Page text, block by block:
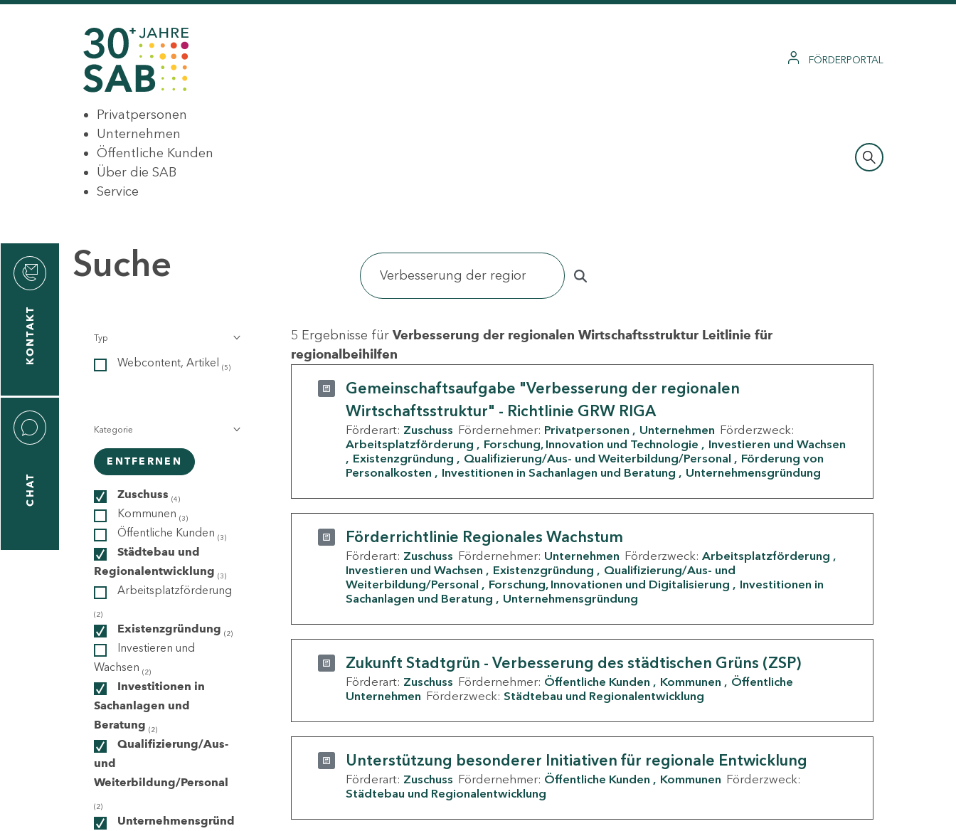
FÖRDERPORTAL
Privatpersonen
Unternehmen
Öffentliche Kunden
Über die SAB
Service
KONTAKT
CHAT
Suche
Typ
Webcontent, Artikel (5)
Kategorie
ENTFERNEN
Zuschuss (4)
Kommunen (3)
Öffentliche Kunden (3)
Städtebau und
Regionalentwicklung (3)
Arbeitsplatzförderung
(2)
Existenzgründung (2)
Investieren und
Wachsen (2)
Investitionen in
Sachanlagen und
Beratung (2)
Qualifizierung/Aus-
und
Weiterbildung/Personal
(2)
Unternehmensgründ
5 Ergebnisse für Verbesserung der regionalen Wirtschaftsstruktur Leitlinie für
regionalbeihilfen
Gemeinschaftsaufgabe "Verbesserung der regionalen
Wirtschaftsstruktur" - Richtlinie GRW RIGA
Förderart: Zuschuss Fördernehmer: Privatpersonen Unternehmen Förderzweck:
Arbeitsplatzförderung
Forschung, Innovation und Technologie
Investieren und Wachsen
Existenzgründung
Qualifizierung/Aus- und Weiterbildung/Personal
Förderung von
Personalkosten
Investitionen in Sachanlagen und Beratung Unternehmensgründung
Förderrichtlinie Regionales Wachstum
Förderart: Zuschuss Fördernehmer: Unternehmen Förderzweck: Arbeitsplatzförderung
Investieren und Wachsen
Existenzgründung
Qualifizierung/Aus- und
Weiterbildung/Personal
Forschung, Innovationen und Digitalisierung
Investitionen in
Sachanlagen und Beratung
Unternehmensgründung
Zukunft Stadtgrün - Verbesserung des städtischen Grüns (ZSP)
Förderart: Zuschuss Fördernehmer: Öffentliche Kunden Kommunen
Öffentliche
Unternehmen Förderzweck: Städtebau und Regionalentwicklung
Unterstützung besonderer Initiativen für regionale Entwicklung
Förderart: Zuschuss Fördernehmer: Öffentliche Kunden Kommunen Förderzweck:
Städtebau und Regionalentwicklung